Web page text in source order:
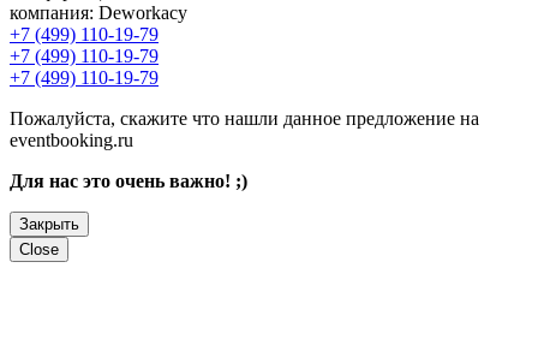
компания: Deworkacy
+7 (499) 110-19-79
+7 (499) 110-19-79
+7 (499) 110-19-79
Пожалуйста, скажите что нашли данное предложение на
eventbooking.ru
Для нас это очень важно! ;)
Закрыть
Close